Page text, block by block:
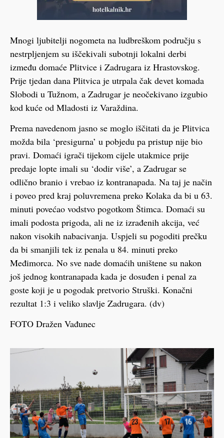
Mnogi ljubitelji nogometa na ludbreškom području s
nestrpljenjem su iščekivali subotnji lokalni derbi
između domaće Plitvice i Zadrugara iz Hrastovskog.
Prije tjedan dana Plitvica je utrpala čak devet komada
Slobodi u Tužnom, a Zadrugar je neočekivano izgubio
kod kuće od Mladosti iz Varaždina.
Prema navedenom jasno se moglo iščitati da je Plitvica
možda bila ‘presigurna’ u pobjedu pa pristup nije bio
pravi. Domaći igrači tijekom cijele utakmice prije
predaje lopte imali su ‘dodir više’, a Zadrugar se
odlično branio i vrebao iz kontranapada. Na taj je način
i poveo pred kraj poluvremena preko Kolaka da bi u 63.
minuti povećao vodstvo pogotkom Štimca. Domaći su
imali podosta prigoda, ali ne iz izrađenih akcija, već
nakon visokih nabacivanja. Uspjeli su pogoditi prečku
da bi smanjili tek iz penala u 84. minuti preko
Međimorca. No sve nade domaćih uništene su nakon
još jednog kontranapada kada je dosuđen i penal za
goste koji je u pogodak pretvorio Struški. Konačni
rezultat 1:3 i veliko slavlje Zadrugara. (dv)
FOTO Dražen Vađunec